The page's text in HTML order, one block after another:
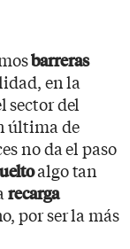
barreras
en la
sector del
última de
no da el paso
algo tan
recarga
por ser la más